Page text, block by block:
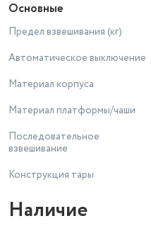
Основные
Предел взвешивания (кг)
Автоматическое выключение
Материал корпуса
Материал платформы/чаши
Последовательное
взвешивание
Конструкция тары
Наличие